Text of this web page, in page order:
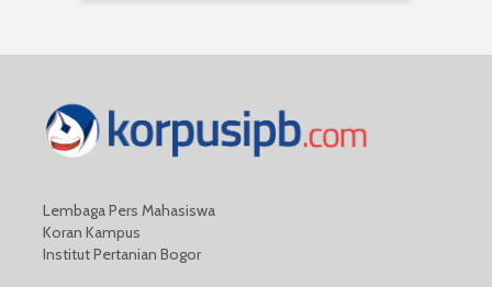
Lembaga Pers Mahasiswa
Koran Kampus
Institut Pertanian Bogor